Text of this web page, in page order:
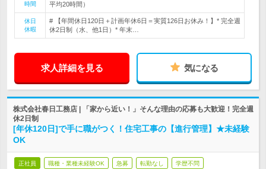
時間
平均20時間）
休日
休暇
# 【年間休日120日＋計画年休6日＝実質126日お休み！】* 完全週
休2日制（水、他1日）* 年末…
求人詳細を見る 気になる
株式会社春日工務店 | 「家から近い！」そんな理由の応募も大歓迎！完全週
休2日制
[年休120日]で手に職がつく！住宅工事の【進行管理】★未経験
OK
正社員 職種・業種未経験OK 急募 転勤なし 学歴不問